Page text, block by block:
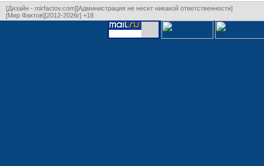
[Дизайн - mirfactov.com][Администрация не несет никакой ответственности]
[Мир Фактов][2012-2026г] +18